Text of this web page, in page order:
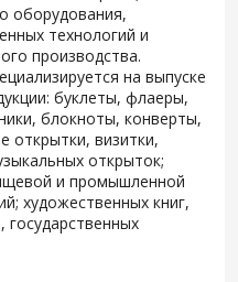
оборудования,
технологий и
производства.
на выпуске
буклеты, флаеры,
блокноты, конверты,
открытки, визитки,
открыток;
и промышленной
художественных книг,